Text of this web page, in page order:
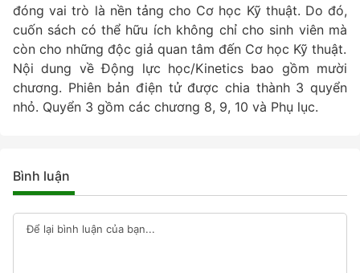
đóng vai trò là nền tảng cho Cơ học Kỹ thuật. Do đó,
cuốn sách có thể hữu ích không chỉ cho sinh viên mà
còn cho những độc giả quan tâm đến Cơ học Kỹ thuật.
Nội dung về Động lực học/Kinetics bao gồm mười
chương. Phiên bản điện tử được chia thành 3 quyển
nhỏ. Quyển 3 gồm các chương 8, 9, 10 và Phụ lục.
Bình luận